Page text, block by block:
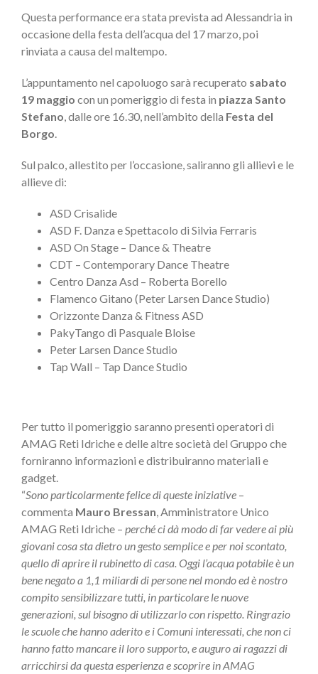
Questa performance era stata prevista ad Alessandria in
occasione della festa dell’acqua del 17 marzo, poi
rinviata a causa del maltempo.
L’appuntamento nel capoluogo sarà recuperato sabato
19 maggio con un pomeriggio di festa in piazza Santo
Stefano , dalle ore 16.30, nell’ambito della Festa del
Borgo
Sul palco, allestito per l’occasione, saliranno gli allievi e le
allieve di:
ASD Crisalide
ASD F. Danza e Spettacolo di Silvia Ferraris
ASD On Stage – Dance & Theatre
CDT – Contemporary Dance Theatre
Centro Danza Asd – Roberta Borello
Flamenco Gitano (Peter Larsen Dance Studio)
Orizzonte Danza & Fitness ASD
PakyTango di Pasquale Bloise
Peter Larsen Dance Studio
Tap Wall – Tap Dance Studio
Per tutto il pomeriggio saranno presenti operatori di
AMAG Reti Idriche e delle altre società del Gruppo che
forniranno informazioni e distribuiranno materiali e
gadget.
“Sono particolarmente felice di queste iniziative –
commenta Mauro Bressan , Amministratore Unico
AMAG Reti Idriche – perché ci dà modo di far vedere ai più
giovani cosa sta dietro un gesto semplice e per noi scontato,
quello di aprire il rubinetto di casa. Oggi l’acqua potabile è un
bene negato a 1,1 miliardi di persone nel mondo ed è nostro
compito sensibilizzare tutti, in particolare le nuove
generazioni, sul bisogno di utilizzarlo con rispetto. Ringrazio
le scuole che hanno aderito e i Comuni interessati, che non ci
hanno fatto mancare il loro supporto, e auguro ai ragazzi di
arricchirsi da questa esperienza e scoprire in AMAG